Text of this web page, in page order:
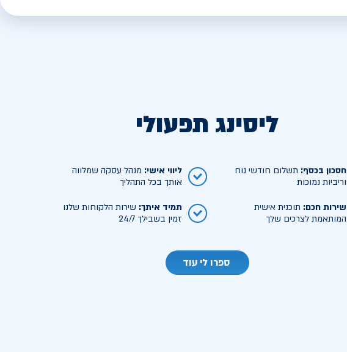
ליסינג תפעולי
חסכון בכסף: תשלום חודשי נוח
וריביות נמוכות
ליווי אישי: מנהל עסקה שמלווה
אותך בכל התהליך
שירות חכם: תוכנית אישית
המותאמת לצרכים שלך
תמיד איתך: שירות הלקוחות שלנו
זמין בשבילך 24/7
ספרו לי עוד